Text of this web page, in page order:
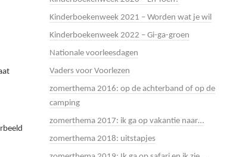
Kinderboekenweek 2021 – Worden wat je wil
Kinderboekenweek 2022 – Gi-ga-groen
Nationale voorleesdagen
Vaders voor Voorlezen
zomerthema 2016: op de achterband of op de
camping
zomerthema 2017: ik ga op vakantie naar…
zomerthema 2018: uitstapjes